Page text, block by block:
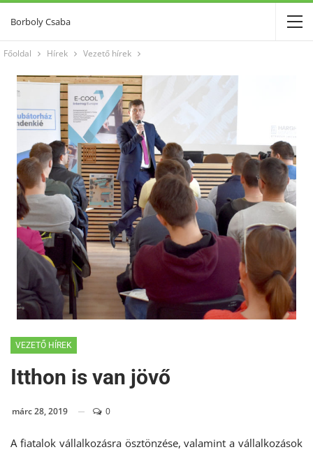
Borboly Csaba
Főoldal Hírek Vezető hírek
VEZETŐ HÍREK
Itthon is van jövő
márc 28, 2019 0
A fiatalok vállalkozásra ösztönzése, valamint a vállalkozások